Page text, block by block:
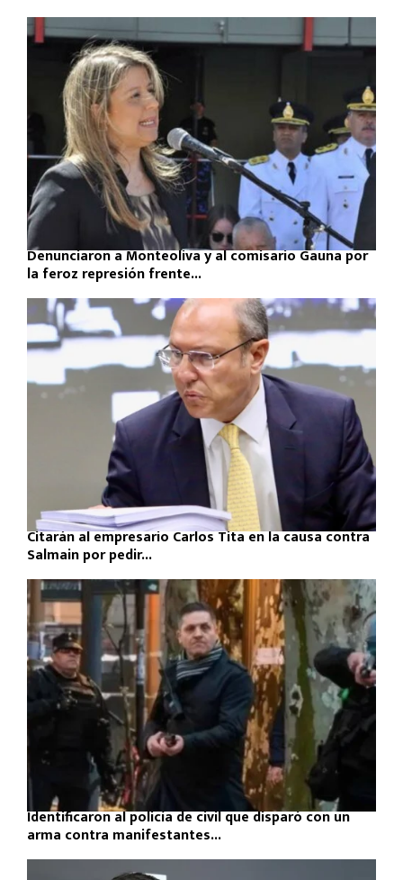
Denunciaron a Monteoliva y al comisario Gauna por
la feroz represión frente...
Citarán al empresario Carlos Tita en la causa contra
Salmain por pedir...
Identificaron al policía de civil que disparó con un
arma contra manifestantes...